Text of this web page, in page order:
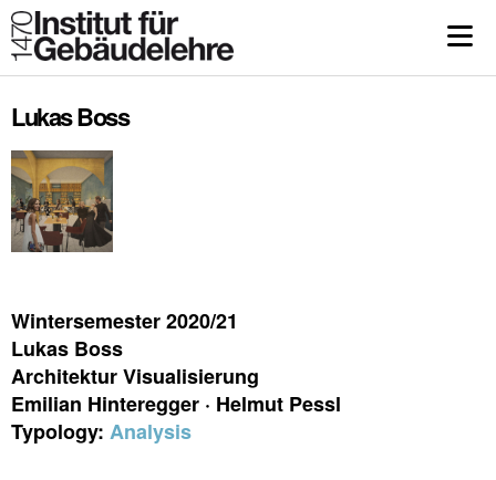
Lukas Boss
Wintersemester 2020/21
Lukas Boss
Architektur Visualisierung
Emilian Hinteregger · Helmut Pessl
Typology: Analysis